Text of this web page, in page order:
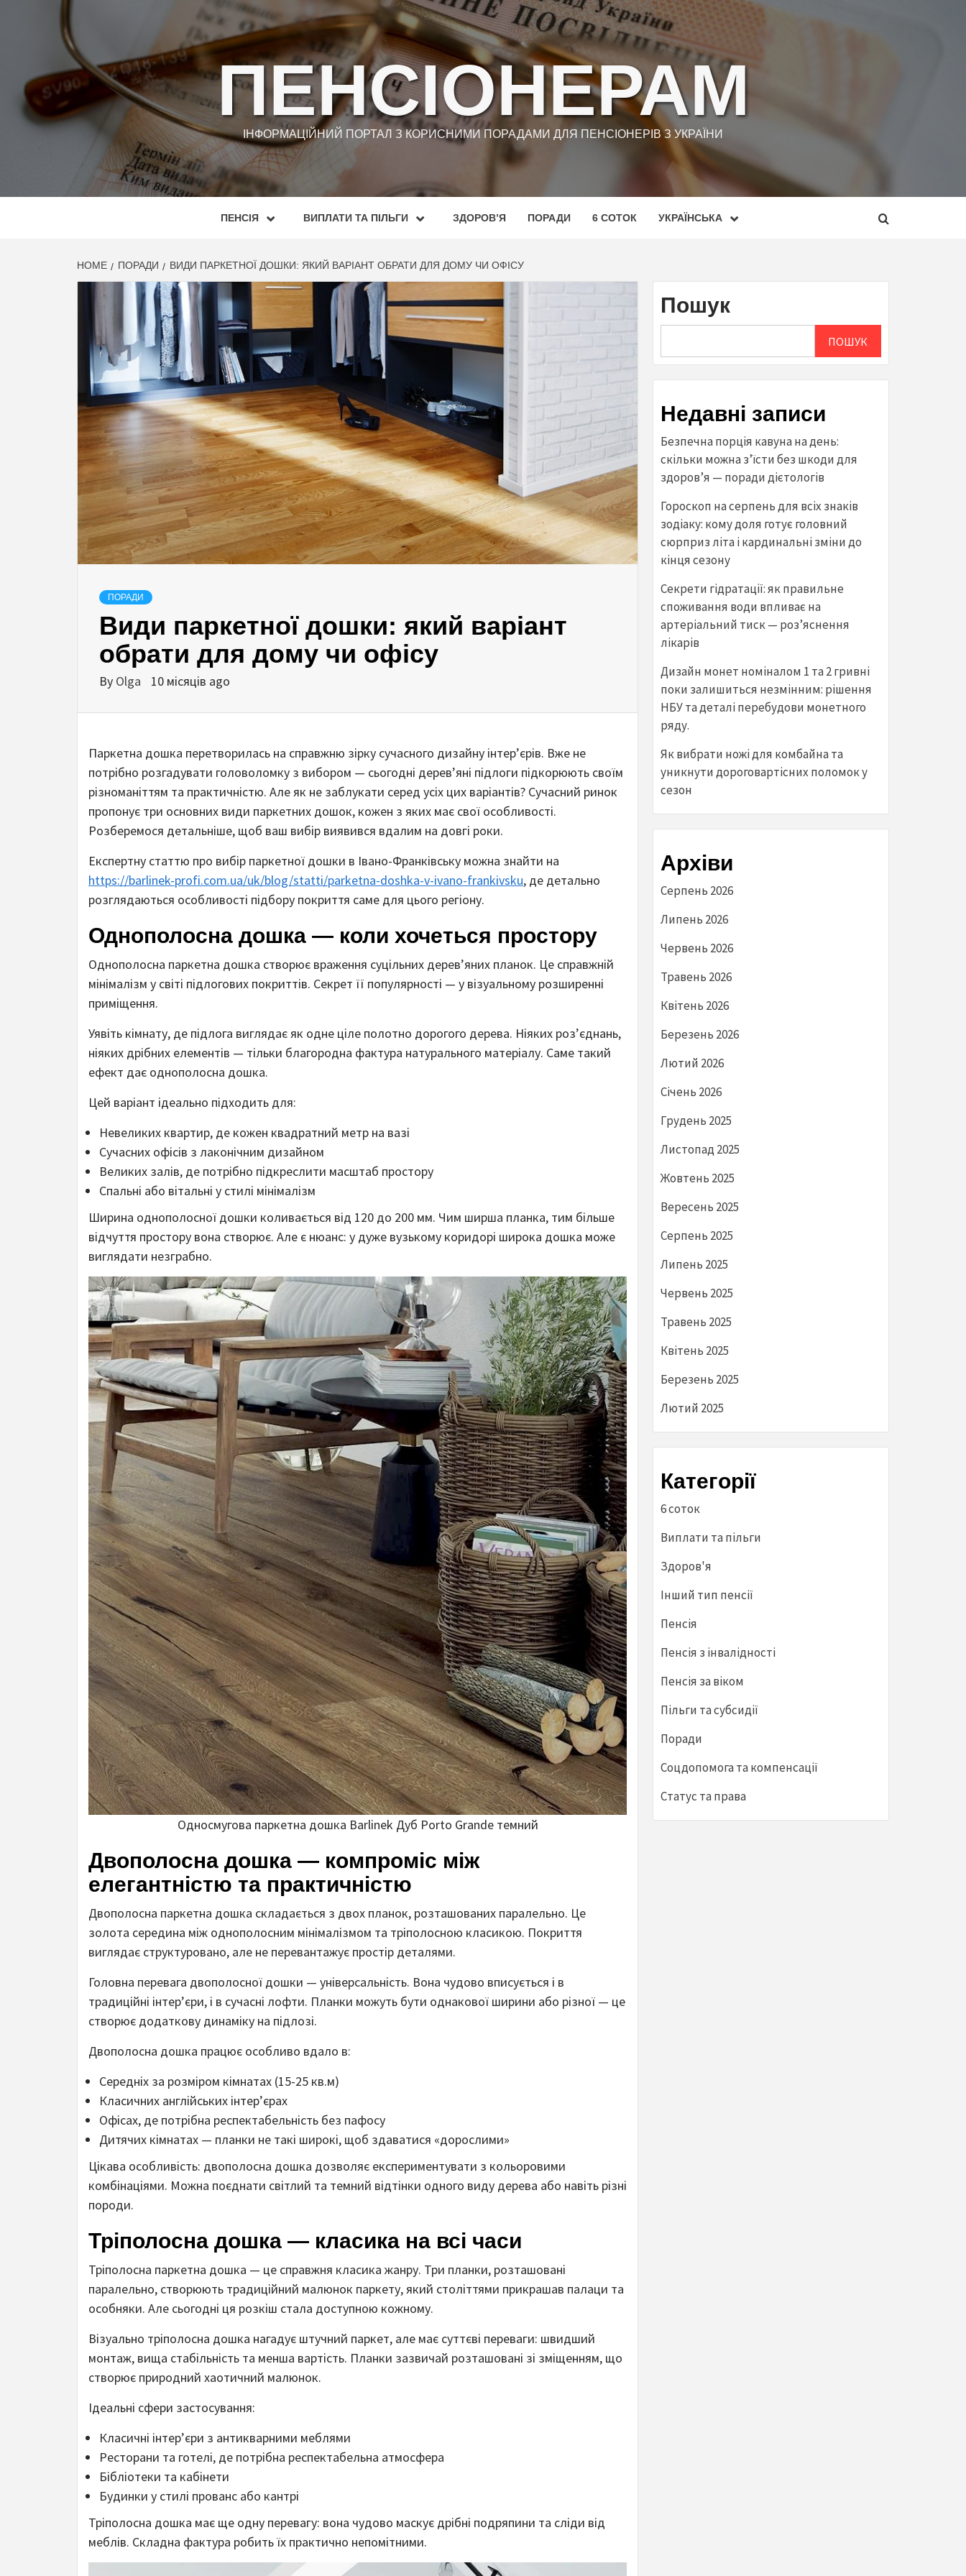
ПЕНСІОНЕРАМ
ІНФОРМАЦІЙНИЙ ПОРТАЛ З КОРИСНИМИ ПОРАДАМИ ДЛЯ ПЕНСІОНЕРІВ З УКРАЇНИ
ПЕНСІЯ ВИПЛАТИ ТА ПІЛЬГИ ЗДОРОВ’Я ПОРАДИ 6 СОТОК УКРАЇНСЬКА
HOME ПОРАДИ ВИДИ ПАРКЕТНОЇ ДОШКИ: ЯКИЙ ВАРІАНТ ОБРАТИ ДЛЯ ДОМУ ЧИ ОФІСУ
ПОРАДИ
Види паркетної дошки: який варіант
обрати для дому чи офісу
By Olga 10 місяців ago
Паркетна дошка перетворилась на справжню зірку сучасного дизайну інтер’єрів. Вже не
потрібно розгадувати головоломку з вибором — сьогодні дерев’яні підлоги підкорюють своїм
різноманіттям та практичністю. Але як не заблукати серед усіх цих варіантів? Сучасний ринок
пропонує три основних види паркетних дошок, кожен з яких має свої особливості.
Розберемося детальніше, щоб ваш вибір виявився вдалим на довгі роки.
Експертну статтю про вибір паркетної дошки в Івано-Франківську можна знайти на
https://barlinek-profi.com.ua/uk/blog/statti/parketna-doshka-v-ivano-frankivsku, де детально
розглядаються особливості підбору покриття саме для цього регіону.
Однополосна дошка — коли хочеться простору
Однополосна паркетна дошка створює враження суцільних дерев’яних планок. Це справжній
мінімалізм у світі підлогових покриттів. Секрет її популярності — у візуальному розширенні
приміщення.
Уявіть кімнату, де підлога виглядає як одне ціле полотно дорогого дерева. Ніяких роз’єднань,
ніяких дрібних елементів — тільки благородна фактура натурального матеріалу. Саме такий
ефект дає однополосна дошка.
Цей варіант ідеально підходить для:
Невеликих квартир, де кожен квадратний метр на вазі
Сучасних офісів з лаконічним дизайном
Великих залів, де потрібно підкреслити масштаб простору
Спальні або вітальні у стилі мінімалізм
Ширина однополосної дошки коливається від 120 до 200 мм. Чим ширша планка, тим більше
відчуття простору вона створює. Але є нюанс: у дуже вузькому коридорі широка дошка може
виглядати незграбно.
Односмугова паркетна дошка Barlinek Дуб Porto Grande темний
Двополосна дошка — компроміс між
елегантністю та практичністю
Двополосна паркетна дошка складається з двох планок, розташованих паралельно. Це
золота середина між однополосним мінімалізмом та тріполосною класикою. Покриття
виглядає структуровано, але не перевантажує простір деталями.
Головна перевага двополосної дошки — універсальність. Вона чудово вписується і в
традиційні інтер’єри, і в сучасні лофти. Планки можуть бути однакової ширини або різної — це
створює додаткову динаміку на підлозі.
Двополосна дошка працює особливо вдало в:
Середніх за розміром кімнатах (15-25 кв.м)
Класичних англійських інтер’єрах
Офісах, де потрібна респектабельність без пафосу
Дитячих кімнатах — планки не такі широкі, щоб здаватися «дорослими»
Цікава особливість: двополосна дошка дозволяє експериментувати з кольоровими
комбінаціями. Можна поєднати світлий та темний відтінки одного виду дерева або навіть різні
породи.
Тріполосна дошка — класика на всі часи
Тріполосна паркетна дошка — це справжня класика жанру. Три планки, розташовані
паралельно, створюють традиційний малюнок паркету, який століттями прикрашав палаци та
особняки. Але сьогодні ця розкіш стала доступною кожному.
Візуально тріполосна дошка нагадує штучний паркет, але має суттєві переваги: швидший
монтаж, вища стабільність та менша вартість. Планки зазвичай розташовані зі зміщенням, що
створює природний хаотичний малюнок.
Ідеальні сфери застосування:
Класичні інтер’єри з антикварними меблями
Ресторани та готелі, де потрібна респектабельна атмосфера
Бібліотеки та кабінети
Будинки у стилі прованс або кантрі
Тріполосна дошка має ще одну перевагу: вона чудово маскує дрібні подряпини та сліди від
меблів. Складна фактура робить їх практично непомітними.
Пошук
ПОШУК
Недавні записи
Безпечна порція кавуна на день:
скільки можна з’їсти без шкоди для
здоров’я — поради дієтологів
Гороскоп на серпень для всіх знаків
зодіаку: кому доля готує головний
сюрприз літа і кардинальні зміни до
кінця сезону
Секрети гідратації: як правильне
споживання води впливає на
артеріальний тиск — роз’яснення
лікарів
Дизайн монет номіналом 1 та 2 гривні
поки залишиться незмінним: рішення
НБУ та деталі перебудови монетного
ряду.
Як вибрати ножі для комбайна та
уникнути дороговартісних поломок у
сезон
Архіви
Серпень 2026
Липень 2026
Червень 2026
Травень 2026
Квітень 2026
Березень 2026
Лютий 2026
Січень 2026
Грудень 2025
Листопад 2025
Жовтень 2025
Вересень 2025
Серпень 2025
Липень 2025
Червень 2025
Травень 2025
Квітень 2025
Березень 2025
Лютий 2025
Категорії
6 соток
Виплати та пільги
Здоров'я
Інший тип пенсії
Пенсія
Пенсія з інвалідності
Пенсія за віком
Пільги та субсидії
Поради
Соцдопомога та компенсації
Статус та права